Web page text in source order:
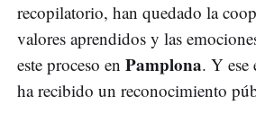
recopilatorio, han quedado la
valores aprendidos y las
este proceso en Pamplona. Y ese
ha recibido un reconocimiento